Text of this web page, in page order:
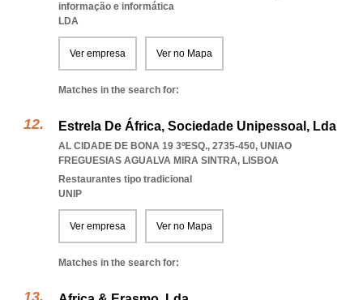
informação e informática
LDA
Ver empresa Ver no Mapa
Matches in the search for:
Estrela De África, Sociedade Unipessoal, Lda
AL CIDADE DE BONA 19 3ºESQ., 2735-450, UNIAO
FREGUESIAS AGUALVA MIRA SINTRA, LISBOA
Restaurantes tipo tradicional
UNIP
Ver empresa Ver no Mapa
Matches in the search for: